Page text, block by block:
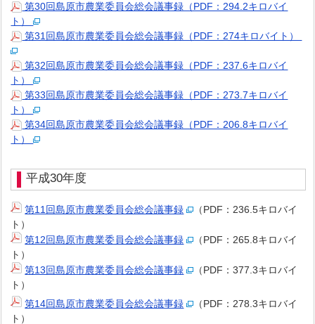
第30回島原市農業委員会総会議事録（PDF：294.2キロバイ
ト）
第31回島原市農業委員会総会議事録（PDF：274キロバイト）
第32回島原市農業委員会総会議事録（PDF：237.6キロバイ
ト）
第33回島原市農業委員会総会議事録（PDF：273.7キロバイ
ト）
第34回島原市農業委員会総会議事録（PDF：206.8キロバイ
ト）
平成30年度
第11回島原市農業委員会総会議事録
（PDF：236.5キロバイ
ト）
第12回島原市農業委員会総会議事録
（PDF：265.8キロバイ
ト）
第13回島原市農業委員会総会議事録
（PDF：377.3キロバイ
ト）
第14回島原市農業委員会総会議事録
（PDF：278.3キロバイ
ト）